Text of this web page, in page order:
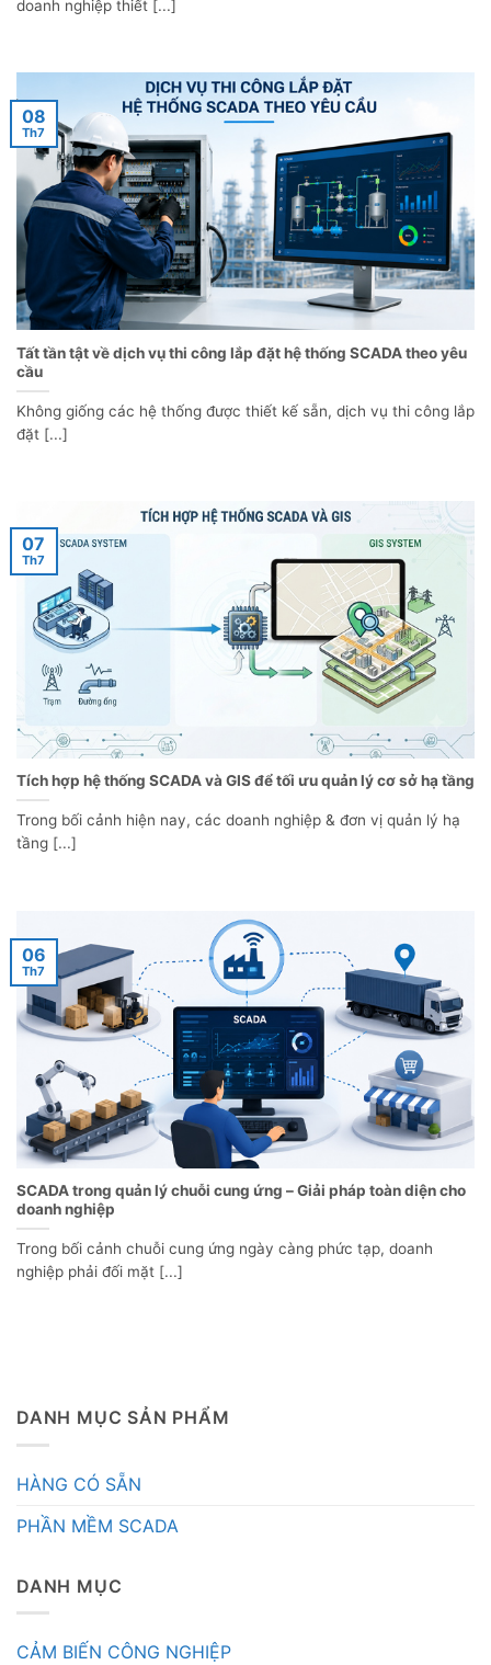
doanh nghiệp thiết [...]
Tất tần tật về dịch vụ thi công lắp đặt hệ thống SCADA theo yêu
cầu
Không giống các hệ thống được thiết kế sẵn, dịch vụ thi công lắp
đặt [...]
08
Th7
Tích hợp hệ thống SCADA và GIS để tối ưu quản lý cơ sở hạ tầng
Trong bối cảnh hiện nay, các doanh nghiệp & đơn vị quản lý hạ
tầng [...]
07
Th7
SCADA trong quản lý chuỗi cung ứng – Giải pháp toàn diện cho
doanh nghiệp
Trong bối cảnh chuỗi cung ứng ngày càng phức tạp, doanh
nghiệp phải đối mặt [...]
06
Th7
DANH MỤC SẢN PHẨM
HÀNG CÓ SẴN
PHẦN MỀM SCADA
DANH MỤC
CẢM BIẾN CÔNG NGHIỆP